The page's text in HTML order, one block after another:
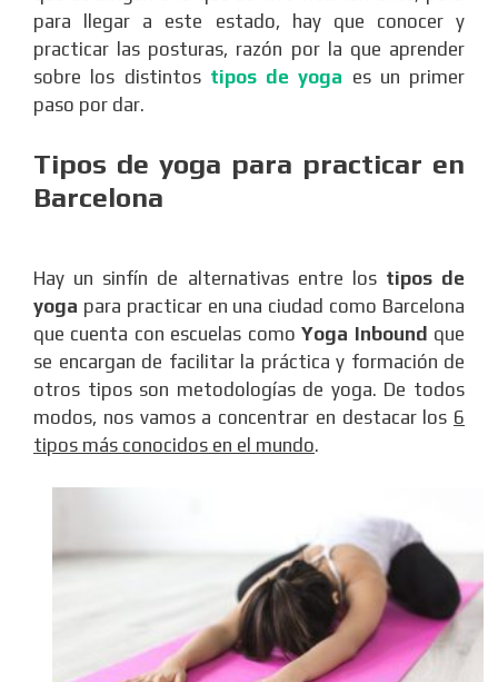
para llegar a este estado, hay que conocer y
practicar las posturas, razón por la que aprender
sobre los distintos tipos de yoga es un primer
paso por dar.
Tipos de yoga para practicar en
Barcelona
Hay un sinfín de alternativas entre los tipos de
yoga para practicar en una ciudad como Barcelona
que cuenta con escuelas comoYoga Inbound que
se encargan de facilitar la práctica y formación de
otros tipos son metodologías de yoga. De todos
modos, nos vamos a concentrar en destacar los 6
tipos más conocidos en el mundo.